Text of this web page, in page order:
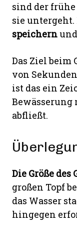
sind der
sie
speichern
Das Ziel beim
von
ist das ein
Bewässerung
abfließt.
Die Größe
großen Topf
das Wasser
hingegen